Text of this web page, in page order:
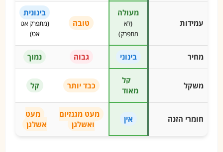
עמידות
מעולה
(לא
מתפרק)
טובה
בינונית
(מתפרק אט
אט)
מחיר בינוני גבוה נמוך
משקל
קל
מאוד
כבד יותר קל
חומרי הזנה אין
מעט מגנזיום
ואשלגן
מעט
אשלגן